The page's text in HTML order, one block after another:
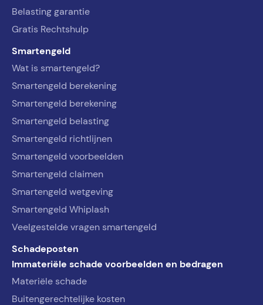
Belasting garantie
Gratis Rechtshulp
Smartengeld
Wat is smartengeld?
Smartengeld berekening
Smartengeld berekening
Smartengeld belasting
Smartengeld richtlijnen
Smartengeld voorbeelden
Smartengeld claimen
Smartengeld wetgeving
Smartengeld Whiplash
Veelgestelde vragen smartengeld
Schadeposten
Immateriële schade voorbeelden en bedragen
Materiële schade
Buitengerechtelijke kosten